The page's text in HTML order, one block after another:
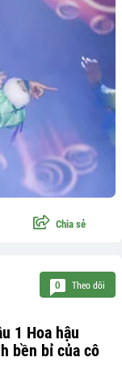
Chia sẻ
0 Theo dõi
1 Hoa hậu
bền bỉ của cô